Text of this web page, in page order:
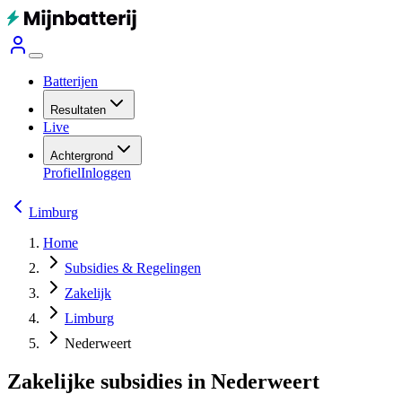
Batterijen
Resultaten
Live
Achtergrond
ProfielInloggen
Limburg
Home
Subsidies & Regelingen
Zakelijk
Limburg
Nederweert
Zakelijke subsidies in Nederweert